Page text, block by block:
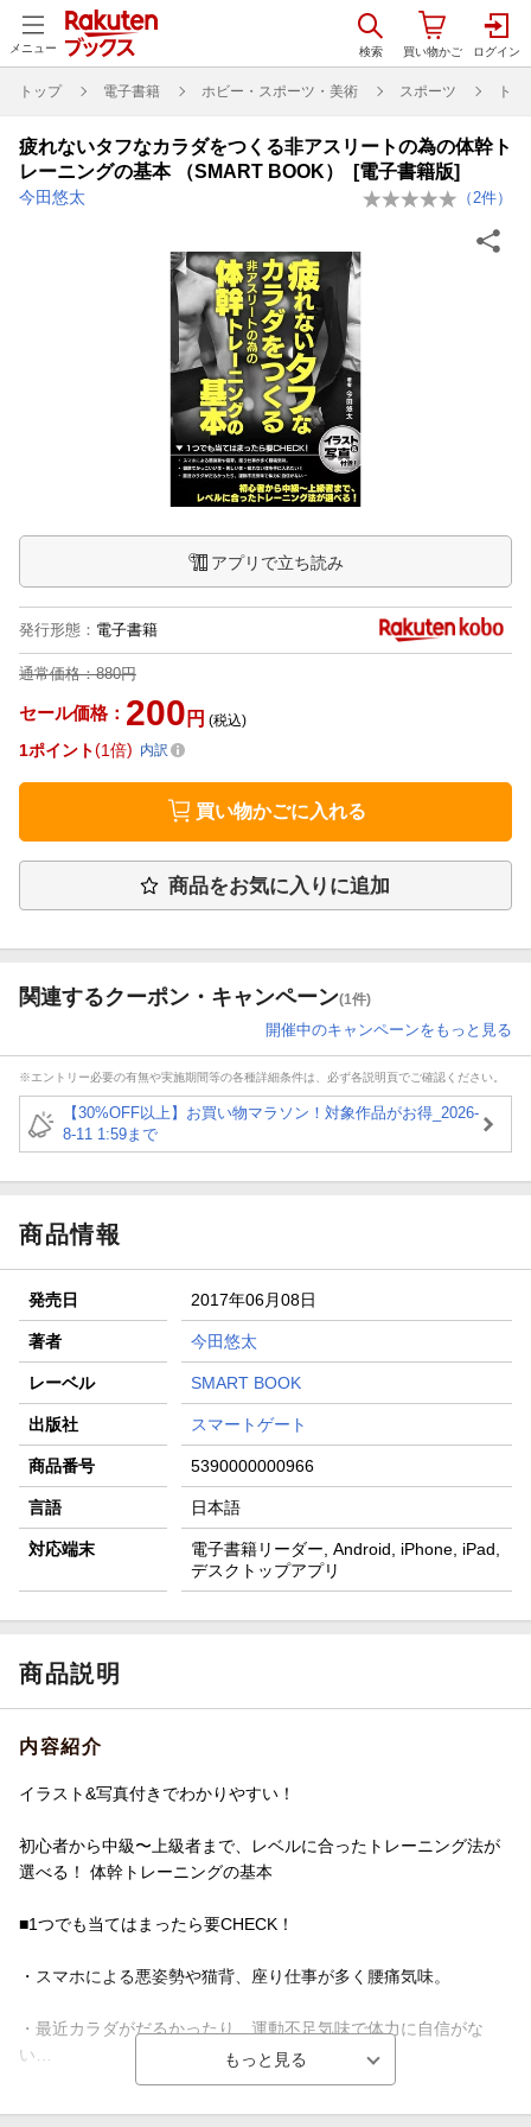
メニュー
トップ 電子書籍 ホビー・スポーツ・美術 スポーツ ト
疲れないタフなカラダをつくる非アスリートの為の体幹ト
レーニングの基本 （SMART BOOK） [電子書籍版]
今田悠太 （2件）
アプリで立ち読み
発行形態 ： 電子書籍
通常価格：880円
セール価格： 200 円 (税込)
1ポイント 1倍 内訳
買い物かごに入れる
商品をお気に入りに追加
関連するクーポン・キャンペーン(1件)
開催中のキャンペーンをもっと見る
※エントリー必要の有無や実施期間等の各種詳細条件は、必ず各説明頁でご確認ください。
【30%OFF以上】お買い物マラソン！対象作品がお得_2026-
8-11 1:59まで
商品情報
発売日 2017年06月08日
著者 今田悠太
レーベル SMART BOOK
出版社 スマートゲート
商品番号 5390000000966
言語 日本語
対応端末
電子書籍リーダー, Android, iPhone, iPad,
デスクトップアプリ
商品説明
内容紹介
イラスト&写真付きでわかりやすい！
初心者から中級〜上級者まで、レベルに合ったトレーニング法が
選べる！ 体幹トレーニングの基本
■1つでも当てはまったら要CHECK！
・スマホによる悪姿勢や猫背、座り仕事が多く腰痛気味。
・最近カラダがだるかったり、運動不足気味で体力に自信がな
い…